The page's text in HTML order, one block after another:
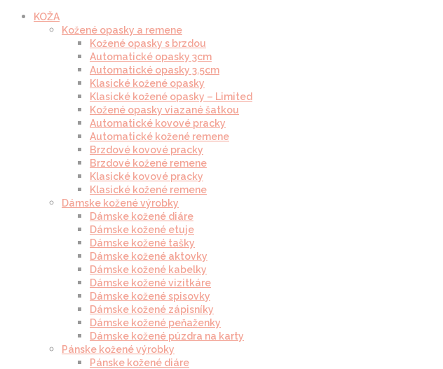
KOŽA
Kožené opasky a remene
Kožené opasky s brzdou
Automatické opasky 3cm
Automatické opasky 3.5cm
Klasické kožené opasky
Klasické kožené opasky – Limited
Kožené opasky viazané šatkou
Automatické kovové pracky
Automatické kožené remene
Brzdové kovové pracky
Brzdové kožené remene
Klasické kovové pracky
Klasické kožené remene
Dámske kožené výrobky
Dámske kožené diáre
Dámske kožené etuje
Dámske kožené tašky
Dámske kožené aktovky
Dámske kožené kabelky
Dámske kožené vizitkáre
Dámske kožené spisovky
Dámske kožené zápisníky
Dámske kožené peňaženky
Dámske kožené púzdra na karty
Pánske kožené výrobky
Pánske kožené diáre